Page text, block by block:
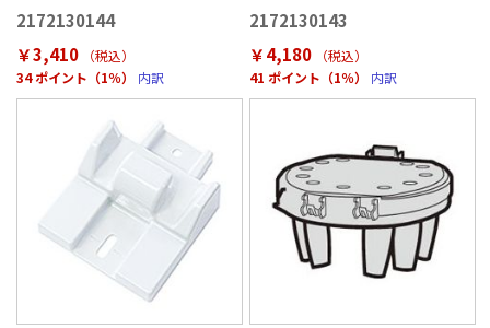
2172130144
￥3,410
（税込）
34 ポイント（1％）
内訳
2172130143
￥4,180
（税込）
41 ポイント（1％）
内訳